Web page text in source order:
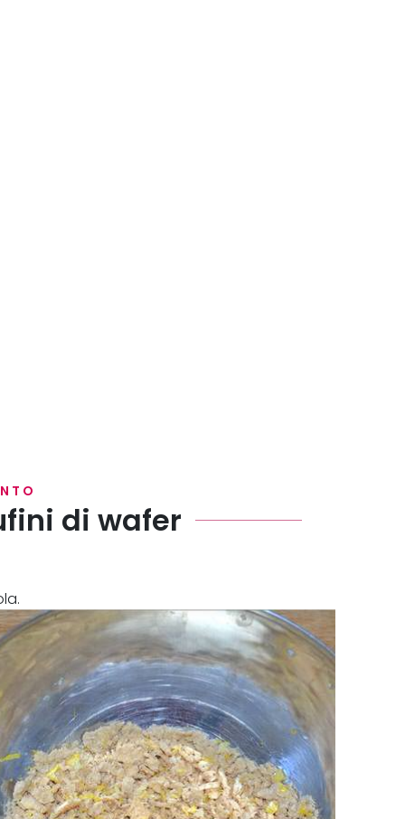
di wafer
di limoncello ed il formaggio.